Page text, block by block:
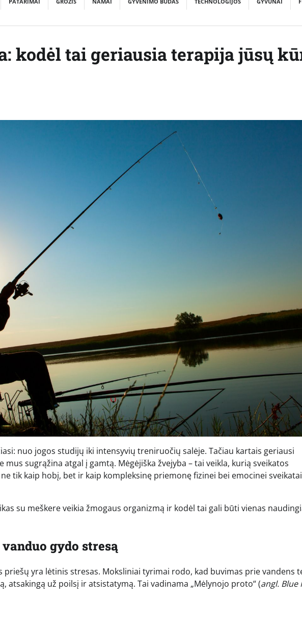
kodėl tai geriausia terapija jūsų
nuo jogos studijų iki intensyvių treniruočių salėje. Tačiau kartais geriausi
sugrąžina atgal į gamtą. Mėgėjiška žvejyba – tai veikla, kurią sveikatos
tik kaip hobį, bet ir kaip kompleksinę priemonę fizinei bei emocinei sveikatai
su meškere veikia žmogaus organizmą ir kodėl tai gali būti vienas
gydo stresą
priešų yra lėtinis stresas. Moksliniai tyrimai rodo, kad buvimas prie vandens
atsakingą už poilsį ir atsistatymą. Tai vadinama „Mėlynojo proto“ (angl. Blue